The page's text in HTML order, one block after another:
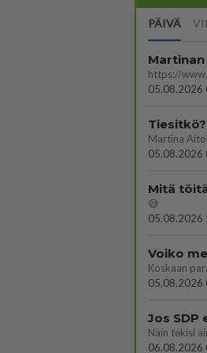
PÄIVÄ
05.08.2026
05.08.2026
Mitä
😅
05.08.2026
Voiko
Koskaan
05.08.2026
Jos
06.08.2026